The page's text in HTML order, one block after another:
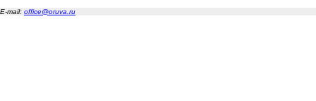
E-mail: office@oruva.ru